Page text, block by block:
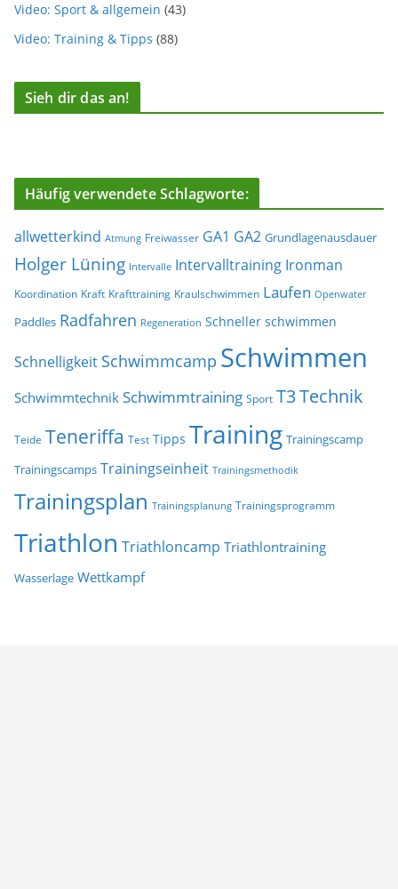
Video: Sport & allgemein (43)
Video: Training & Tipps (88)
Sieh dir das an!
Häufig verwendete Schlagworte:
allwetterkind Atmung Freiwasser GA1 GA2 Grundlagenausdauer
Holger Lüning Intervalle Intervalltraining Ironman
Koordination Kraft Krafttraining Kraulschwimmen Laufen Openwater
Paddles Radfahren Regeneration Schneller schwimmen
Schnelligkeit Schwimmcamp Schwimmen
Schwimmtechnik Schwimmtraining Sport T3Technik
Teide Teneriffa Test Tipps Training Trainingscamp
Trainingscamps Trainingseinheit Trainingsmethodik
Trainingsplan Trainingsplanung Trainingsprogramm
Triathlon Triathloncamp Triathlontraining
Wasserlage Wettkampf